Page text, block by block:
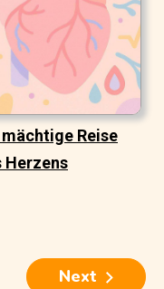
mächtige Reise
Herzens
Next